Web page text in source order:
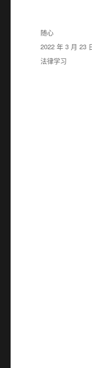
作
者
随心
发
布
于
2022 年 3 月 23
分
法律学习